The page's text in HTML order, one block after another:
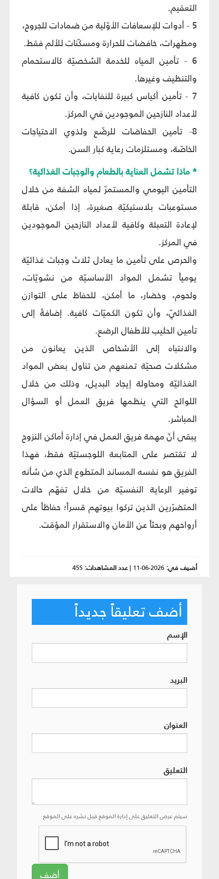
التعقيم.
5 - أدوات للإسعافات الأوّلية من ضمادات للجروح،
ومطهرات، خافضات للحرارة ومسكّنات للألم فقط.
6 - تأمين المياه للخدمة الشخصيّة كالاستحمام
والتنظيف وغيرها.
7 - تأمين أكياس كبيرة للنفايات، وأن تكون كافية
لأعداد النازحين الموجودين في المركز.
8- تأمين الحفاضات للرضّع ولذوي الاحتياجات
الخاصّة، ومستلزمات رعاية كبار السن.
* ماذا تشمل العناية بالطعام والوجبات الغذائية؟
التأمين اليومي والمستمرّ لمياه الشفة من خلال
مستوعبات بلاستيكيّة صغيرة، إذا أمكن، قابلة
لإعادة التعبئة وكافية لأعداد النازحين الموجودين
في المركز.
والحرص على تأمين ما يعادل ثلاث وجبات غذائيّة
يومياً تشمل المواد الأساسيّة من نشويّات،
ولحوم، وخضار، ما أمكن، للحفاظ على التوازن
الغذائيّ، وأن تكون الكميّات كافية. إضافةً إلى
تأمين الحليب للأطفال الرضع.
والانتباه إلى الأشخاص الذين يعانون من
مشكلات صحيّة تمنعهم من تناول بعض المواد
الغذائيّة ومحاولة إيجاد البديل، وذلك من خلال
اللوائح التي ينظمها فريق العمل أو السؤال
المباشر.
يبقى أنّ مهمة فريق العمل في إدارة أماكن النزوح
لا تقتصر على المتابعة اللوجستيّة فقط، فهذا
الفريق هو نفسه المساند المتطوع الذي من شأنه
توفير الرعاية النفسيّة من خلال تفهّم حالات
المتضرّرين الذين تركوا بيوتهم قسراً؛ حفاظاً على
أرواحهم وبحثاً عن الأمان والاستقرار المؤقت.
أضيف في: 2026-06-11
|عدد المشاهدات: 455
أضف تعليقاً جديداً
الإسم
البريد
العنوان
التعليق
سيتم عرض التعليق على إدارة الموقع قبل نشره على الموقع
أضف